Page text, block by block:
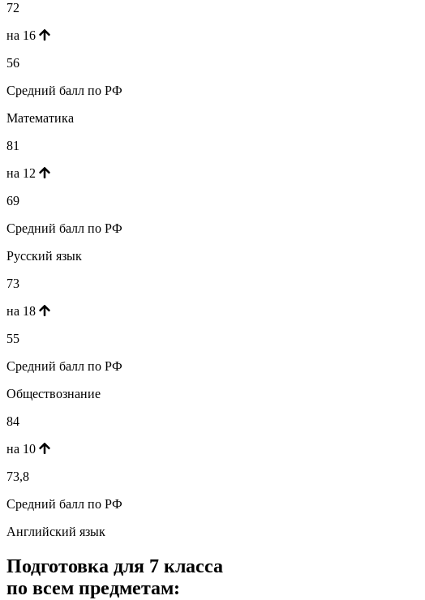
72
на 16
56
Средний балл по РФ
Математика
81
на 12
69
Средний балл по РФ
Русский язык
73
на 18
55
Средний балл по РФ
Обществознание
84
на 10
73,8
Средний балл по РФ
Английский язык
Подготовка для 7 класса
по всем предметам: